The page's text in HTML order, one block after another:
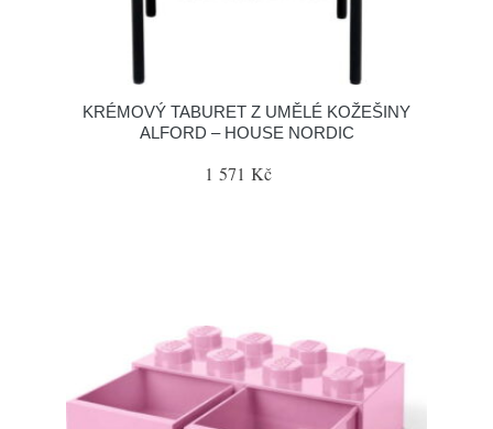
KRÉMOVÝ TABURET Z UMĚLÉ KOŽEŠINY
ALFORD – HOUSE NORDIC
1 571 Kč